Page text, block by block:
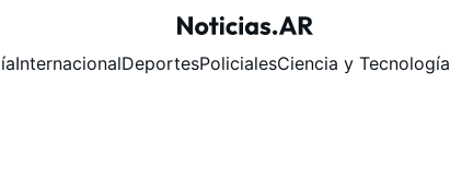
InternacionalDeportesPolicialesCiencia y Tecnología